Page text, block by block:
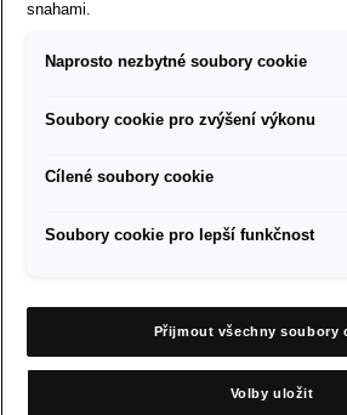
Ibiza
Partneři SEAT ve
snahami.
Naprosto nezbytné soubory cookie
Soubory cookie pro zvýšení výkonu
Cílené soubory cookie
Soubory cookie pro lepší funkčnost
Přijmout všechny soubory
Volby uložit